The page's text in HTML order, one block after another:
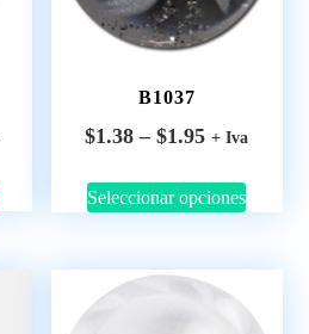
B1037
$1.38 – $1.95 + Iva
Seleccionar opciones